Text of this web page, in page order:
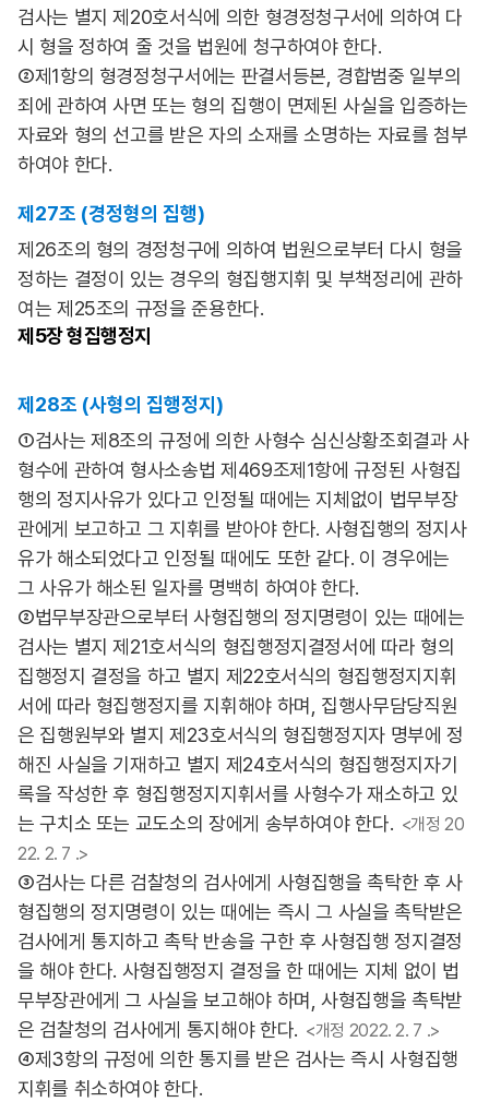
검사는 별지 제20호서식에 의한 형경정청구서에 의하여 다
시 형을 정하여 줄 것을 법원에 청구하여야 한다.
②제1항의 형경정청구서에는 판결서등본, 경합범중 일부의
죄에 관하여 사면 또는 형의 집행이 면제된 사실을 입증하는
자료와 형의 선고를 받은 자의 소재를 소명하는 자료를 첨부
하여야 한다.
제27조 (경정형의 집행)
제26조의 형의 경정청구에 의하여 법원으로부터 다시 형을
정하는 결정이 있는 경우의 형집행지휘 및 부책정리에 관하
여는 제25조의 규정을 준용한다.
제5장형집행정지
제28조 (사형의 집행정지)
①검사는 제8조의 규정에 의한 사형수 심신상황조회결과 사
형수에 관하여 형사소송법 제469조제1항에 규정된 사형집
행의 정지사유가 있다고 인정될 때에는 지체없이 법무부장
관에게 보고하고 그 지휘를 받아야 한다. 사형집행의 정지사
유가 해소되었다고 인정될 때에도 또한 같다. 이 경우에는
그 사유가 해소된 일자를 명백히 하여야 한다.
②법무부장관으로부터 사형집행의 정지명령이 있는 때에는
검사는 별지 제21호서식의 형집행정지결정서에 따라 형의
집행정지 결정을 하고 별지 제22호서식의 형집행정지지휘
서에 따라 형집행정지를 지휘해야 하며, 집행사무담당직원
은 집행원부와 별지 제23호서식의 형집행정지자 명부에 정
해진 사실을 기재하고 별지 제24호서식의 형집행정지자기
록을 작성한 후 형집행정지지휘서를 사형수가 재소하고 있
는 구치소 또는 교도소의 장에게 송부하여야 한다. <개정 20
22. 2. 7 .>
③검사는 다른 검찰청의 검사에게 사형집행을 촉탁한 후 사
형집행의 정지명령이 있는 때에는 즉시 그 사실을 촉탁받은
검사에게 통지하고 촉탁 반송을 구한 후 사형집행 정지결정
을 해야 한다. 사형집행정지 결정을 한 때에는 지체 없이 법
무부장관에게 그 사실을 보고해야 하며, 사형집행을 촉탁받
은 검찰청의 검사에게 통지해야 한다. <개정 2022. 2. 7 .>
④제3항의 규정에 의한 통지를 받은 검사는 즉시 사형집행
지휘를 취소하여야 한다.